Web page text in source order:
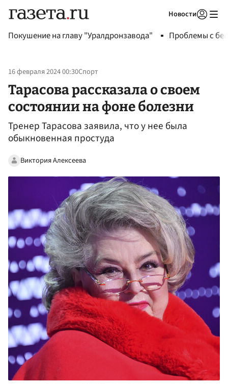
Новости
Покушение на главу "Уралдронзавода" Проблемы с
16 февраля 2024 00:30Спорт
Тарасова рассказала о своем
состоянии на фоне болезни
Тренер Тарасова заявила, что у нее была
обыкновенная простуда
Виктория Алексеева